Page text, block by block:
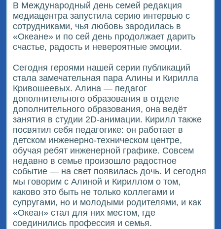
В Международный день семей редакция
медиацентра запустила серию интервью с
сотрудниками, чья любовь зародилась в
«Океане» и по сей день продолжает дарить
счастье, радость и невероятные эмоции.
Сегодня героями нашей серии публикаций
стала замечательная пара Алины и Кирилла
Кривошеевых. Алина — педагог
дополнительного образования в отделе
дополнительного образования, она ведёт
занятия в студии 2D-анимации. Кирилл также
посвятил себя педагогике: он работает в
детском инженерно-техническом центре,
обучая ребят инженерной графике. Совсем
недавно в семье произошло радостное
событие — на свет появилась дочь. И сегодня
мы говорим с Алиной и Кириллом о том,
каково это быть не только коллегами и
супругами, но и молодыми родителями, и как
«Океан» стал для них местом, где
соединились профессия и семья.